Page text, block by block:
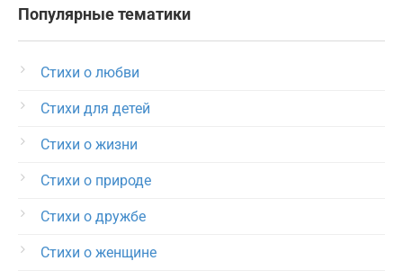
Популярные тематики
Стихи о любви
Стихи для детей
Стихи о жизни
Стихи о природе
Стихи о дружбе
Стихи о женщине